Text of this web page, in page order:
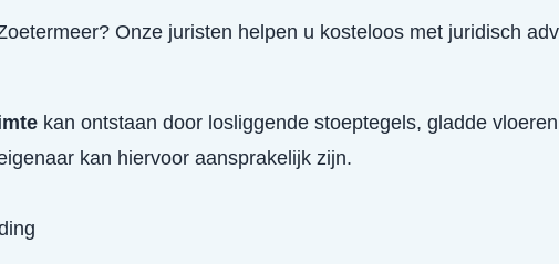
Onze juristen helpen u kosteloos met juridisch
kan ontstaan door losliggende stoeptegels, gladde
kan hiervoor aansprakelijk zijn.